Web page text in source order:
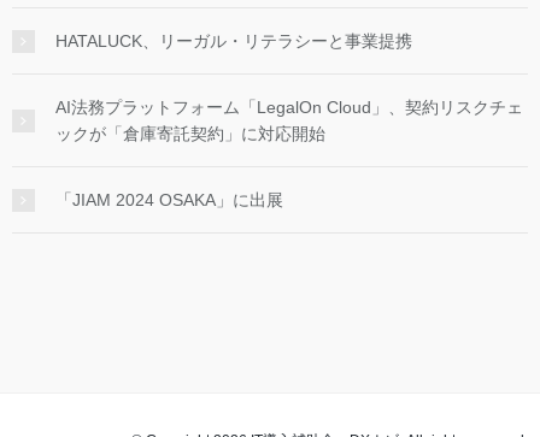
HATALUCK、リーガル・リテラシーと事業提携
AI法務プラットフォーム「LegalOn Cloud」、契約リスクチェ
ックが「倉庫寄託契約」に対応開始
「JIAM 2024 OSAKA」に出展